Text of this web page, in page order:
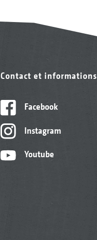
Contact et informations
Facebook
Instagram
Youtube